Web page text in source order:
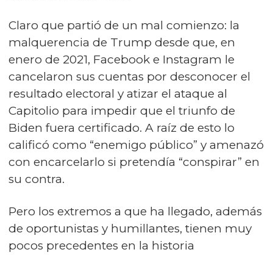
Claro que partió de un mal comienzo: la
malquerencia de Trump desde que, en
enero de 2021, Facebook e Instagram le
cancelaron sus cuentas por desconocer el
resultado electoral y atizar el ataque al
Capitolio para impedir que el triunfo de
Biden fuera certificado. A raíz de esto lo
calificó como “enemigo público” y amenazó
con encarcelarlo si pretendía “conspirar” en
su contra.
Pero los extremos a que ha llegado, además
de oportunistas y humillantes, tienen muy
pocos precedentes en la historia